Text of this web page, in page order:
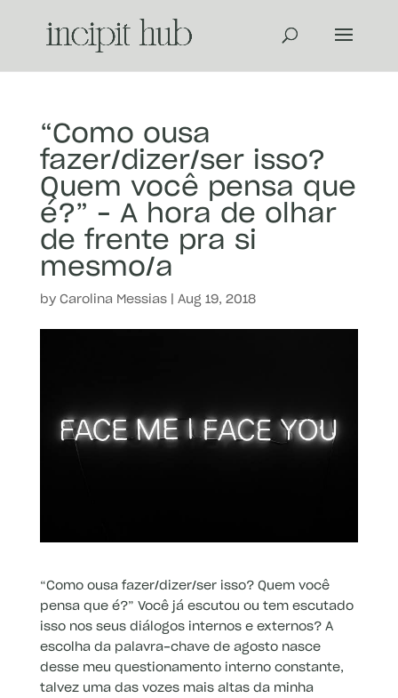
“Como ousa
fazer/dizer/ser isso?
Quem você pensa que
é?” – A hora de olhar
de frente pra si
mesmo/a
by Carolina Messias| Aug 19, 2018
“Como ousa fazer/dizer/ser isso? Quem você
pensa que é?” Você já escutou ou tem escutado
isso nos seus diálogos internos e externos? A
escolha da palavra-chave de agosto nasce
desse meu questionamento interno constante,
talvez uma das vozes mais altas da minha